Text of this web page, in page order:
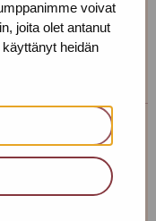
voivat
joita olet antanut
käyttänyt heidän
soita tai laita
Voimme tavata